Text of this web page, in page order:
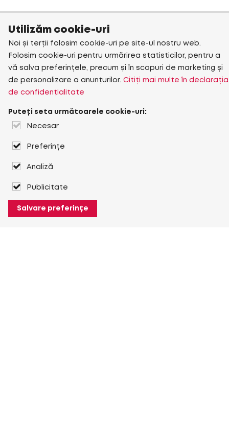
Utilizăm cookie-uri
Noi și terții folosim cookie-uri pe site-ul nostru web.
Folosim cookie-uri pentru urmărirea statisticilor, pentru a
vă salva preferințele, precum și în scopuri de marketing și
de personalizare a anunțurilor. Citiți mai multe în declarația
de confidențialitate
Puteți seta următoarele cookie-uri:
Necesar
Preferințe
Analiză
Publicitate
Salvare preferințe